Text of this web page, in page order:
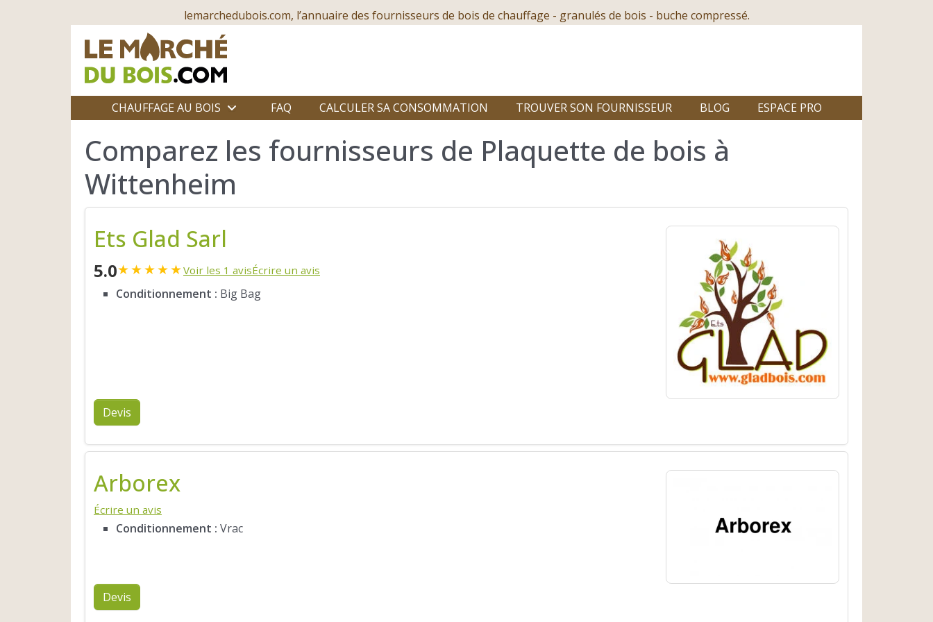
lemarchedubois.com, l’annuaire des fournisseurs de bois de chauffage - granulés de bois - buche compressé.
CHAUFFAGE AU BOIS FAQ CALCULER SA CONSOMMATION TROUVER SON FOURNISSEUR BLOG ESPACE PRO
Comparez les fournisseurs de Plaquette de bois à
Wittenheim
Ets Glad Sarl
5.0★★★★★Voir les 1 avisÉcrire un avis
Conditionnement : Big Bag
Devis
Arborex
Écrire un avis
Conditionnement : Vrac
Devis